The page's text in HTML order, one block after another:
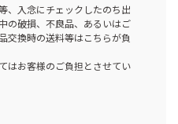
、入念にチェックしたのち出
の破損、不良品、あるいはご
交換時の送料等はこちらが負
はお客様のご負担とさせてい